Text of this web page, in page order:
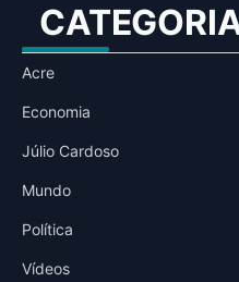
Acre
Economia
Júlio Cardoso
Mundo
Política
Vídeos